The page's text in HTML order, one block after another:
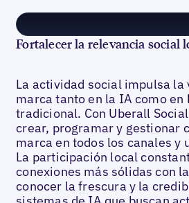
Fortalecer la relevancia social
La actividad social impulsa la
marca tanto en la IA como en
tradicional. Con Uberall Social
crear, programar y gestionar
marca en todos los canales y
La participación local
conexiones más sólidas con
conocer la frescura y la